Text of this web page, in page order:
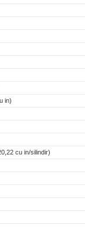
in)
cu in/silindir)